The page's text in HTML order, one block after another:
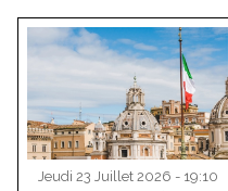
Jeudi 23 Juillet 2026 - 19:10